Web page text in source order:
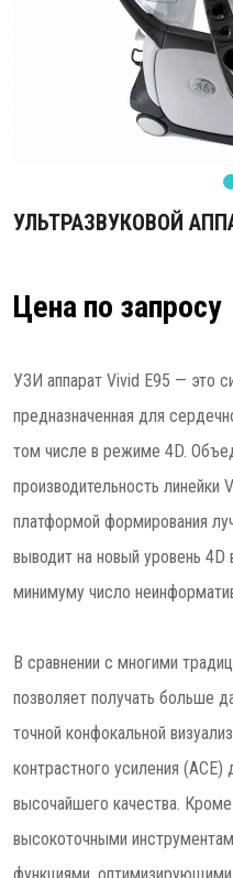
УЛЬТРАЗВУКОВОЙ
Цена по запросу
УЗИ аппарат Vivid E95 — это
предназначенная для
том числе в режиме 4D.
производительность линейки
платформой формирования
выводит на новый уровень
минимуму число
В сравнении с многими
позволяет получать больше
точной конфокальной
контрастного усиления
высочайшего качества.
высокоточными